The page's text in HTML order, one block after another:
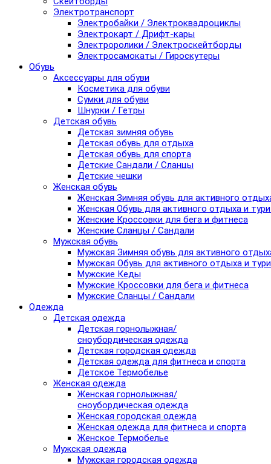
Электротранспорт
Электробайки / Электроквадроциклы
Электрокарт / Дрифт-кары
Электроролики / Электроскейтборды
Электросамокаты / Гироскутеры
Обувь
Аксессуары для обуви
Косметика для обуви
Сумки для обуви
Шнурки / Гетры
Детская обувь
Детская зимняя обувь
Детская обувь для отдыха
Детская обувь для спорта
Детские Сандали / Сланцы
Детские чешки
Женская обувь
Женская Зимняя обувь для активного
Женская Обувь для активного отдыха и
Женские Кроссовки для бега и фитнеса
Женские Сланцы / Сандали
Мужская обувь
Мужская Зимняя обувь для активного
Мужская Обувь для активного отдыха и
Мужские Кеды
Мужские Кроссовки для бега и фитнеса
Мужские Сланцы / Сандали
Одежда
Детская одежда
Детская горнолыжная/
сноубордическая одежда
Детская городская одежда
Детская одежда для фитнеса и спорта
Детское Термобелье
Женская одежда
Женская горнолыжная/
сноубордическая одежда
Женская городская одежда
Женская одежда для фитнеса и спорта
Женское Термобелье
Мужская одежда
Мужская городская одежда